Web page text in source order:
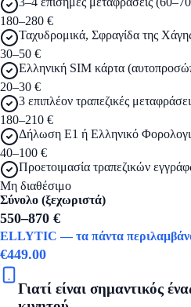
180–280 €
Ταχυδρομικά, Σφραγίδα της
30–50 €
Ελληνική SIM κάρτα
20–30 €
3 επιπλέον τραπεζικές
180–210 €
Δήλωση Ε1 ή Ελληνικό
40–100 €
Προετοιμασία τραπεζικών
Μη διαθέσιμο
Σύνολο (ξεχωριστά)
550–870 €
ELLYTIC — τα πάντα
€449.00
Γιατί είναι σημαντικός